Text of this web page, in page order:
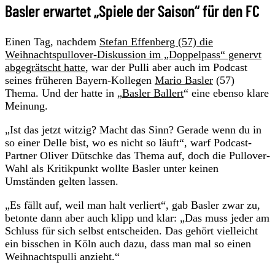
Basler erwartet „Spiele der Saison“ für den FC
Einen Tag, nachdem Stefan Effenberg (57) die
Weihnachtspullover-Diskussion im „Doppelpass“ genervt
abgegrätscht hatte, war der Pulli aber auch im Podcast
seines früheren Bayern-Kollegen Mario Basler (57)
Thema. Und der hatte in „Basler Ballert“ eine ebenso klare
Meinung.
„Ist das jetzt witzig? Macht das Sinn? Gerade wenn du in
so einer Delle bist, wo es nicht so läuft“, warf Podcast-
Partner Oliver Dütschke das Thema auf, doch die Pullover-
Wahl als Kritikpunkt wollte Basler unter keinen
Umständen gelten lassen.
„Es fällt auf, weil man halt verliert“, gab Basler zwar zu,
betonte dann aber auch klipp und klar: „Das muss jeder am
Schluss für sich selbst entscheiden. Das gehört vielleicht
ein bisschen in Köln auch dazu, dass man mal so einen
Weihnachtspulli anzieht.“